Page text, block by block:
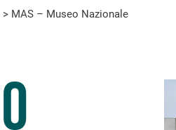
> MAS – Museo Nazionale